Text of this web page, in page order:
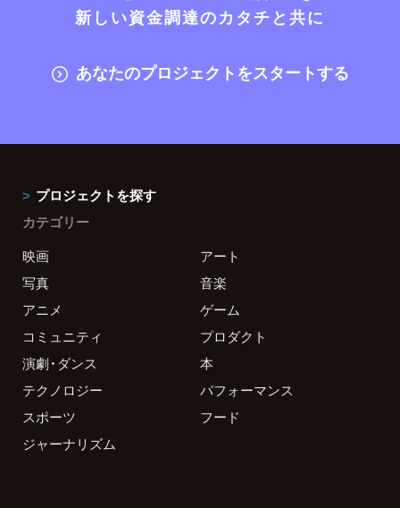
新しい資金調達のカタチと共に
あなたのプロジェクトをスタートする
プロジェクトを探す
カテゴリー
映画
アート
写真
音楽
アニメ
ゲーム
コミュニティ
プロダクト
演劇・ダンス
本
テクノロジー
パフォーマンス
スポーツ
フード
ジャーナリズム